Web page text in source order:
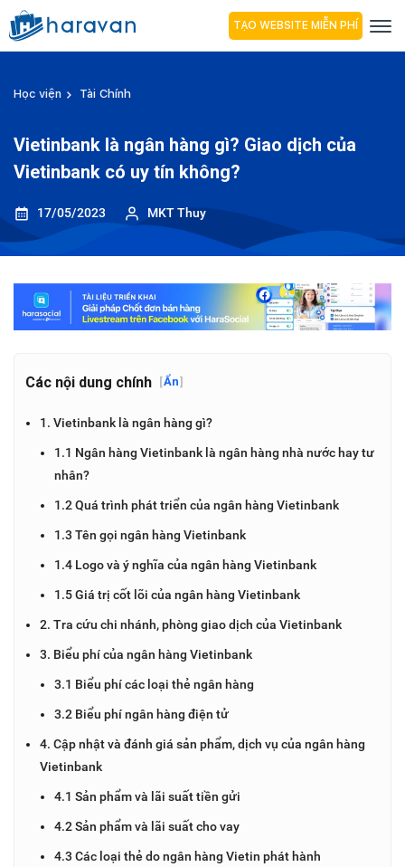
TẠO WEBSITE MIỄN PHÍ
Học viện Tài Chính
Vietinbank là ngân hàng gì? Giao dịch của
Vietinbank có uy tín không?
17/05/2023 MKT Thuy
Các nội dung chính [Ẩn]
1. Vietinbank là ngân hàng gì?
1.1 Ngân hàng Vietinbank là ngân hàng nhà nước hay tư
nhân?
1.2 Quá trình phát triển của ngân hàng Vietinbank
1.3 Tên gọi ngân hàng Vietinbank
1.4 Logo và ý nghĩa của ngân hàng Vietinbank
1.5 Giá trị cốt lõi của ngân hàng Vietinbank
2. Tra cứu chi nhánh, phòng giao dịch của Vietinbank
3. Biểu phí của ngân hàng Vietinbank
3.1 Biểu phí các loại thẻ ngân hàng
3.2 Biểu phí ngân hàng điện tử
4. Cập nhật và đánh giá sản phẩm, dịch vụ của ngân hàng
Vietinbank
4.1 Sản phẩm và lãi suất tiền gửi
4.2 Sản phẩm và lãi suất cho vay
4.3 Các loại thẻ do ngân hàng Vietin phát hành